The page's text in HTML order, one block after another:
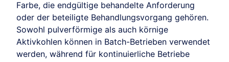
Farbe, die endgültige behandelte Anforderung
oder der beteiligte Behandlungsvorgang gehören.
Sowohl pulverförmige als auch körnige
Aktivkohlen können in Batch-Betrieben verwendet
werden, während für kontinuierliche Betriebe